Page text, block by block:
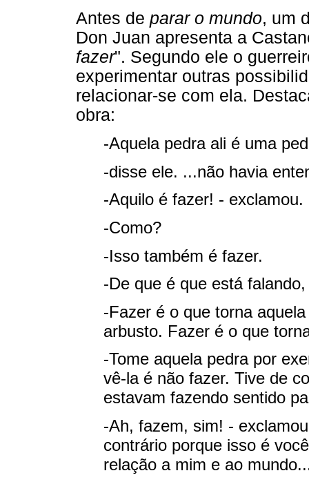
Antes de parar o mundo, um
Don Juan apresenta a
fazer". Segundo ele o
experimentar outras
relacionar-se com ela.
obra:
-Aquela pedra ali é uma
-disse ele. ...não havia
-Aquilo é fazer! - exclamou.
-Como?
-Isso também é fazer.
-De que é que está
-Fazer é o que torna
arbusto. Fazer é o que
-Tome aquela pedra por
vê-la é não fazer. Tive de
estavam fazendo sentido
-Ah, fazem, sim! -
contrário porque isso é
relação a mim e ao